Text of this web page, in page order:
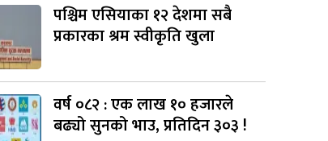
पश्चिम एसियाका १२ देशमा सबै
प्रकारका श्रम स्वीकृति खुला
वर्ष ०८२ : एक लाख १० हजारले
बढ्यो सुनको भाउ, प्रतिदिन ३०३ !